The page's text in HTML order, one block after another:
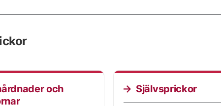
och
Självsprickor